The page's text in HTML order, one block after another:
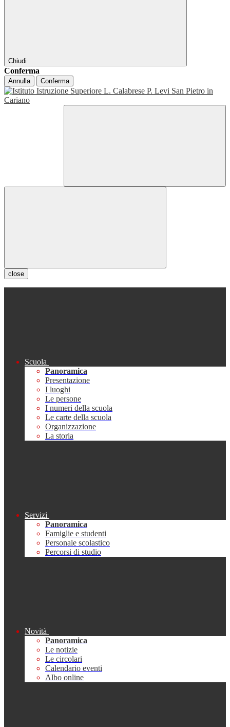
Chiudi
Conferma
Annulla Conferma
close
Scuola
Panoramica
Presentazione
I luoghi
Le persone
I numeri della scuola
Le carte della scuola
Organizzazione
La storia
Servizi
Panoramica
Famiglie e studenti
Personale scolastico
Percorsi di studio
Novità
Panoramica
Le notizie
Le circolari
Calendario eventi
Albo online